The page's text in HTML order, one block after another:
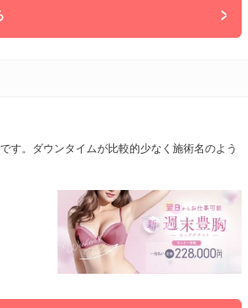
す。ダウンタイムが比較的少なく施術名のよう